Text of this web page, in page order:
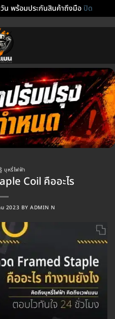
น พร้อมประกันสินค้าถึงมือปิด
บุหรี่ไฟฟ้า
Coil คืออะไร
2023 BYADMIN N